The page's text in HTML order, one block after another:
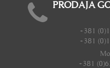
PRODAJA
+381
+381
+381